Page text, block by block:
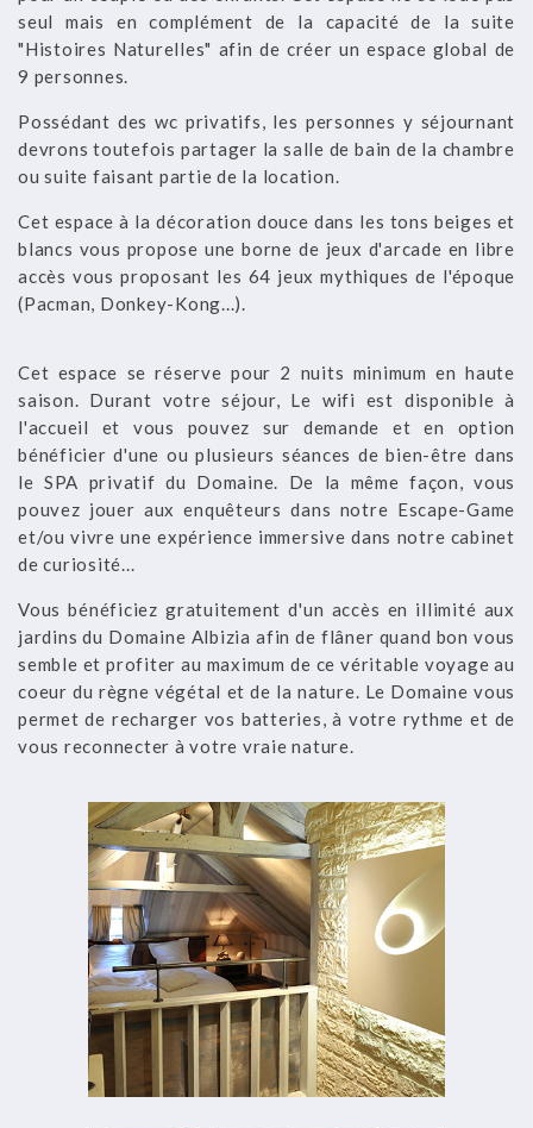
seul mais en complément de la capacité de la suite
"Histoires Naturelles" afin de créer un espace global de
9 personnes.
Possédant des wc privatifs, les personnes y séjournant
devrons toutefois partager la salle de bain de la chambre
ou suite faisant partie de la location.
Cet espace à la décoration douce dans les tons beiges et
blancs vous propose une borne de jeux d'arcade en libre
accès vous proposant les 64 jeux mythiques de l'époque
(Pacman, Donkey-Kong...).
Cet espace se réserve pour 2 nuits minimum en haute
saison. Durant votre séjour, Le wifi est disponible à
l'accueil et vous pouvez sur demande et en option
bénéficier d'une ou plusieurs séances de bien-être dans
le SPA privatif du Domaine. De la même façon, vous
pouvez jouer aux enquêteurs dans notre Escape-Game
et/ou vivre une expérience immersive dans notre cabinet
de curiosité...
Vous bénéficiez gratuitement d'un accès en illimité aux
jardins du Domaine Albizia afin de flâner quand bon vous
semble et profiter au maximum de ce véritable voyage au
coeur du règne végétal et de la nature. Le Domaine vous
permet de recharger vos batteries, à votre rythme et de
vous reconnecter à votre vraie nature.